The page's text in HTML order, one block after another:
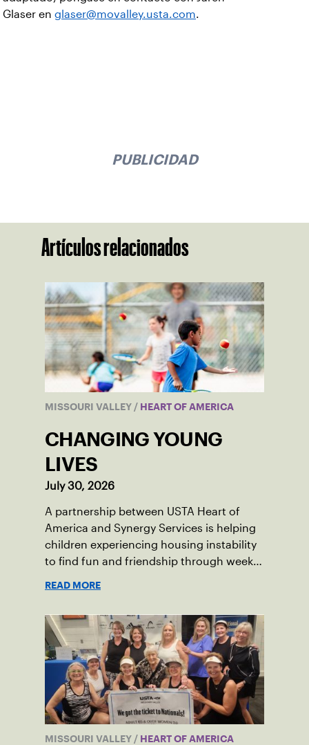
Glaser en glaser@movalley.usta.com.
PUBLICIDAD
Artículos relacionados
MISSOURI VALLEY / HEART OF AMERICA
CHANGING YOUNG
LIVES
July 30, 2026
A partnership between USTA Heart of
America and Synergy Services is helping
children experiencing housing instability
to find fun and friendship through weekly
READ MORE
MISSOURI VALLEY / HEART OF AMERICA